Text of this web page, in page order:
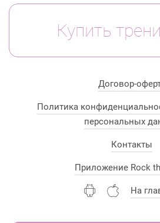
Купить
Договор-
Политика
персональных
Контакты
Приложение Rock
На